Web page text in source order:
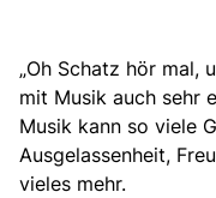
„Oh Schatz hör mal,
mit Musik auch sehr
Musik kann so viele
Ausgelassenheit,
vieles mehr.